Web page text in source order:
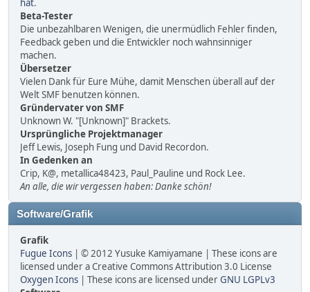
hat.
Beta-Tester
Die unbezahlbaren Wenigen, die unermüdlich Fehler finden,
Feedback geben und die Entwickler noch wahnsinniger
machen.
Übersetzer
Vielen Dank für Eure Mühe, damit Menschen überall auf der
Welt SMF benutzen können.
Gründervater von SMF
Unknown W. "[Unknown]" Brackets.
Ursprüngliche Projektmanager
Jeff Lewis, Joseph Fung und David Recordon.
In Gedenken an
Crip, K@, metallica48423, Paul_Pauline und Rock Lee.
An alle, die wir vergessen haben: Danke schön!
Software/Grafik
Grafik
Fugue Icons | © 2012 Yusuke Kamiyamane | These icons are
licensed under a Creative Commons Attribution 3.0 License
Oxygen Icons | These icons are licensed underGNU LGPLv3